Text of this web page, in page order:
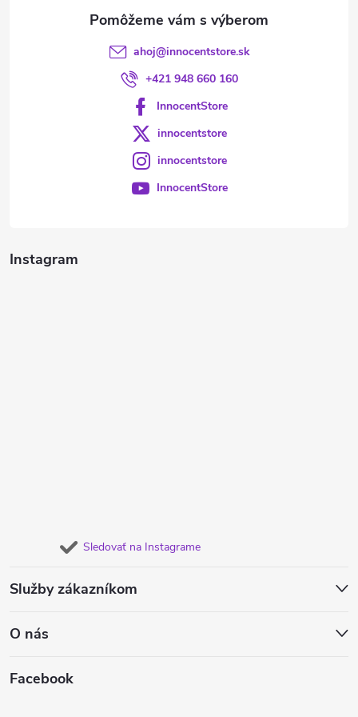
Instagram
Sledovať na Instagrame
Služby zákazníkom
O nás
Facebook
ahoj@innocentstore.sk
+421 948 660 160
InnocentStore
innocentstore
innocentstore
InnocentStore